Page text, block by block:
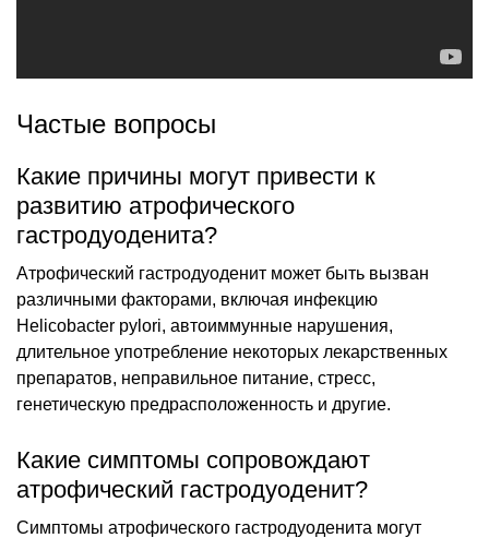
Частые вопросы
Какие причины могут привести к
развитию атрофического
гастродуоденита?
Атрофический гастродуоденит может быть вызван
различными факторами, включая инфекцию
Helicobacter pylori, автоиммунные нарушения,
длительное употребление некоторых лекарственных
препаратов, неправильное питание, стресс,
генетическую предрасположенность и другие.
Какие симптомы сопровождают
атрофический гастродуоденит?
Симптомы атрофического гастродуоденита могут